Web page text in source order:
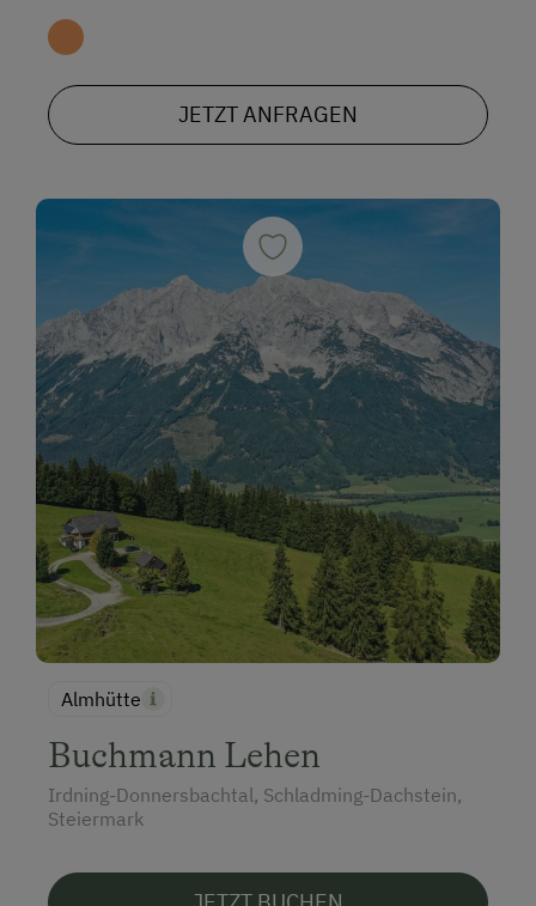
JETZT ANFRAGEN
Almhütte
Buchmann Lehen
Irdning-Donnersbachtal, Schladming-Dachstein,
Steiermark